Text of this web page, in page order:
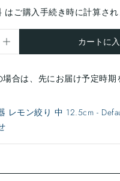
はご購入手続き時に計算され
カートに
場合は、先にお届け予定時
レモン絞り 中 12.5cm -